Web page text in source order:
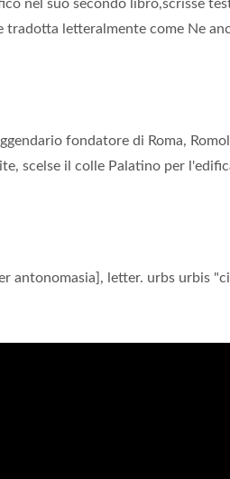
nel suo secondo libro,scrisse
letteralmente come Ne
fondatore di Roma,
scelse il colle Palatino per
antonomasia], letter. urbs urbis